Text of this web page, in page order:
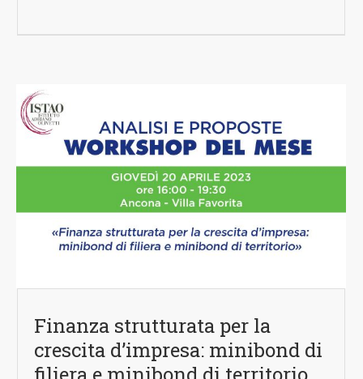
Finanza strutturata per la
crescita d’impresa: minibond di